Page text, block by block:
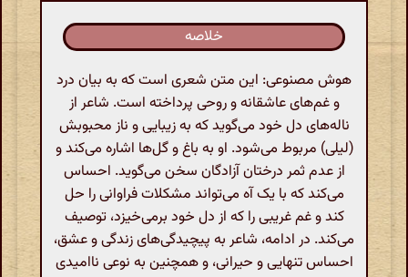
خلاصه
هوش مصنوعی: این متن شعری است که به بیان درد
و غم‌های عاشقانه و روحی پرداخته است. شاعر از
ناله‌های دل خود می‌گوید که به زیبایی و ناز محبوبش
(لیلی) مربوط می‌شود. او به باغ و گل‌ها اشاره می‌کند و
از عدم ثمر درختان آزادگان سخن می‌گوید. احساس
می‌کند که با یک آه می‌تواند مشکلات فراوانی را حل
کند و غم غریبی را که از دل خود برمی‌خیزد، توصیف
می‌کند. در ادامه، شاعر به پیچیدگی‌های زندگی و عشق،
احساس تنهایی و حیرانی، و همچنین به نوعی ناامیدی